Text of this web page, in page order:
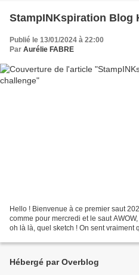
StampINKspiration Blog
Publié le 13/01/2024 à 22:00
Par Aurélie FABRE
Hello ! Bienvenue à ce premier saut
comme pour mercredi et le saut
oh là là, quel sketch ! On sent vraiment
Hébergé par Overblog